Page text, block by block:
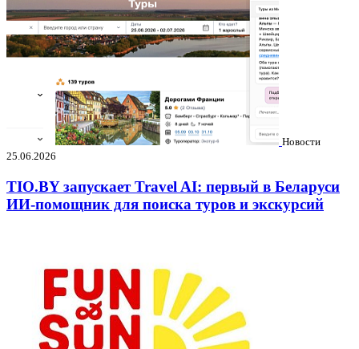
Новости
25.06.2026
TIO.BY запускает Travel AI: первый в Беларуси
ИИ-помощник для поиска туров и экскурсий